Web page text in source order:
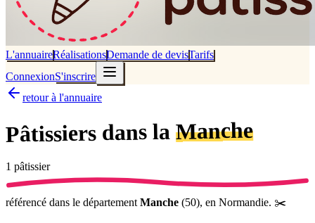
L'annuaireRéalisationsDemande de devisTarifs
ConnexionS'inscrire
retour à l'annuaire
Pâtissiers dans laManche
1 pâtissier
référencé dans le département Manche (50), en Normandie. ✂️